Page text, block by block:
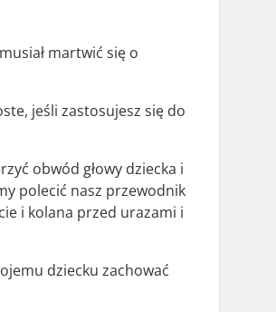
martwić się o
jeśli zastosujesz się do
obwód głowy dziecka i
polecić nasz przewodnik
i kolana przed urazami i
dziecku zachować